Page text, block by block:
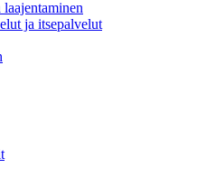
ja itsepalvelut